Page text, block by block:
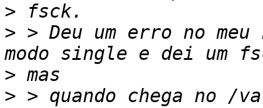
>
> > Deu um erro no
>
> > quando chega no /